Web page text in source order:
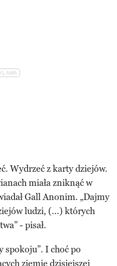
Wydrzeć z karty dziejów.
miała zniknąć w
Gall Anonim. „Dajmy
ludzi, (...) których
- pisał.
spokoju”. I choć po
ziemie dzisiejszej